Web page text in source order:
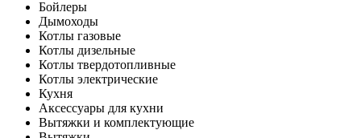
Бойлеры
Дымоходы
Котлы газовые
Котлы дизельные
Котлы твердотопливные
Котлы электрические
Кухня
Аксессуары для кухни
Вытяжки и комплектующие